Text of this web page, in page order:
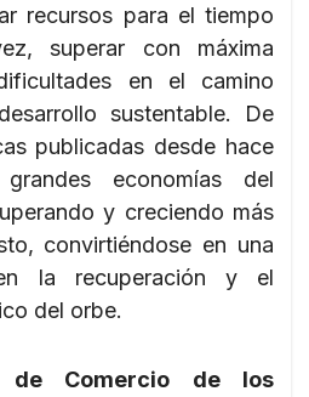
recursos para el tiempo
superar con máxima
en el camino
sustentable. De
publicadas desde hace
economías del
y creciendo más
convirtiéndose en una
la recuperación y el
del orbe.
de Comercio de los